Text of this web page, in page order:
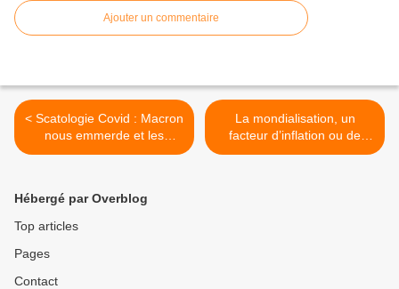
Ajouter un commentaire
< Scatologie Covid : Macron
nous emmerde et les
vaccins nous font pisser
La mondialisation, un
facteur d’inflation ou de
désinflation ? >
Hébergé par Overblog
Top articles
Pages
Contact